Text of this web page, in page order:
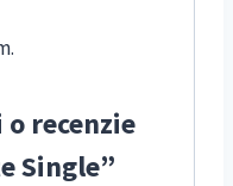
recenzie
Single”